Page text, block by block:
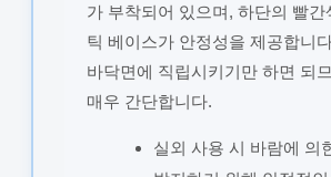
가 부착되어 있으며, 하단의 빨간
틱 베이스가 안정성을 제공합니
바닥면에 직립시키기만 하면 되
매우 간단합니다.
실외 사용 시 바람에 의